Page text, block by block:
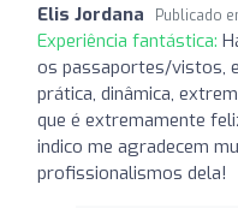
Elis Jordana Publicado
Experiência fantástica:
os passaportes/vistos,
prática, dinâmica,
que é extremamente
indico me agradecem
profissionalismos dela!